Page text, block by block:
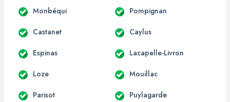
Monbéqui Pompignan
Castanet Caylus
Espinas Lacapelle-Livron
Loze Mouillac
Parisot Puylagarde